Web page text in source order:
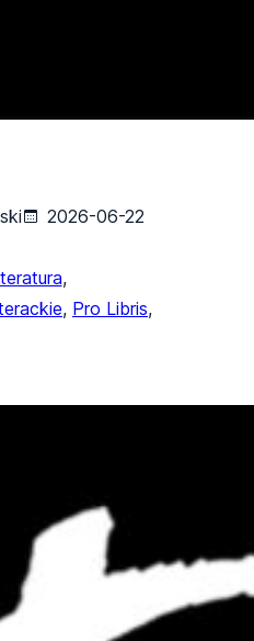
2026-06-22
,
, Pro Libris,